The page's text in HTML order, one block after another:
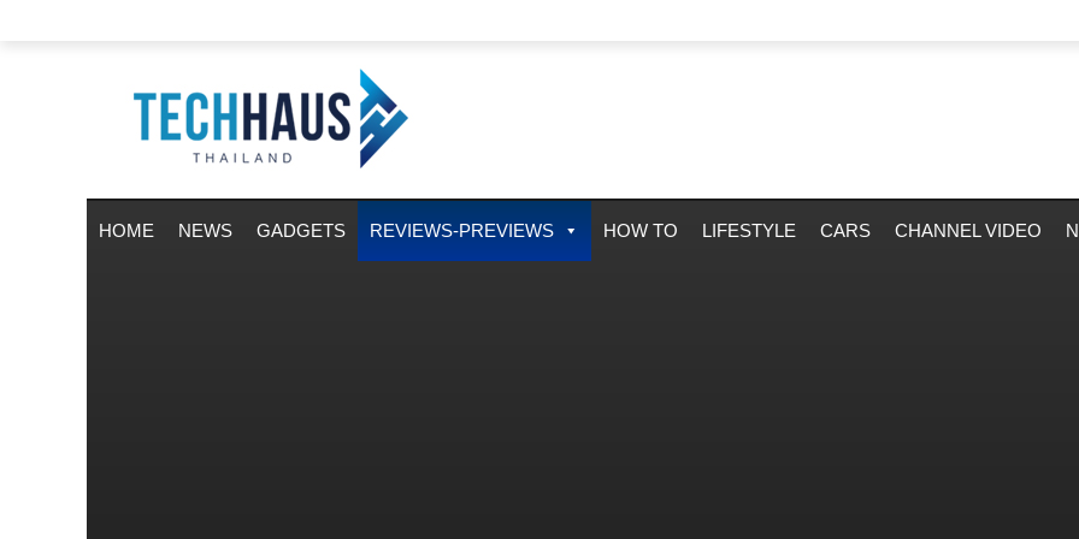
HOME NEWS GADGETS REVIEWS-PREVIEWS HOW TO LIFESTYLE CARS CHANNEL VIDEO